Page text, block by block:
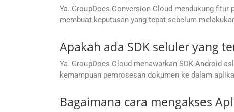
Ya. GroupDocs.Conversion Cloud mendukung
membuat keputusan yang tepat sebelum
Apakah ada SDK seluler yang
Ya. GroupDocs Cloud menawarkan SDK Android
kemampuan pemrosesan dokumen ke dalam
Bagaimana cara mengakses